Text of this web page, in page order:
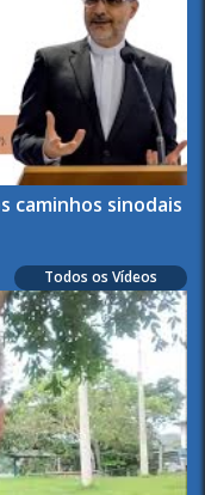
caminhos sinodais
Todos os Vídeos